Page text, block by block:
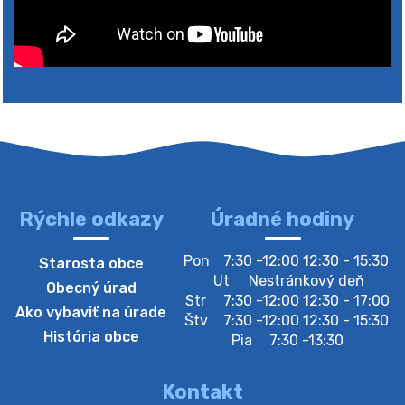
4. augusta 2026 10:05
Zberný dvor-Gyűjtőudvar
Oznamujeme obyvateľom, že v stredu 05. augusta
bude zberný dvor zatvorený. Értesítjük a lakosokat,
hogy szerdán augusztus 05-én a gyűjtőudvar zárva
lesz https://ciernybrod.sk?p=214…
Rýchle odkazy
Starosta obce
Obecný úrad
Ako vybaviť na úrade
História obce
Úradné hodiny
Pon
7:30 -12:00 12:30 - 15:30
Ut
Nestránkový deň
Str
7:30 -12:00 12:30 - 17:00
Štv
7:30 -12:00 12:30 - 15:30
Pia
7:30 -13:30
Kontakt